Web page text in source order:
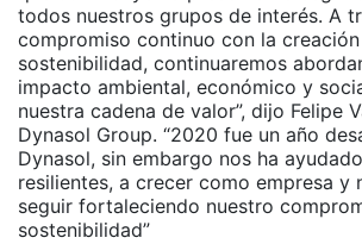
todos nuestros grupos de interés. A
compromiso continuo con la
sostenibilidad, continuaremos
impacto ambiental, económico y
nuestra cadena de valor”, dijo Felipe
Dynasol Group. “2020 fue un año
Dynasol, sin embargo nos ha
resilientes, a crecer como empresa y
seguir fortaleciendo nuestro
sostenibilidad”